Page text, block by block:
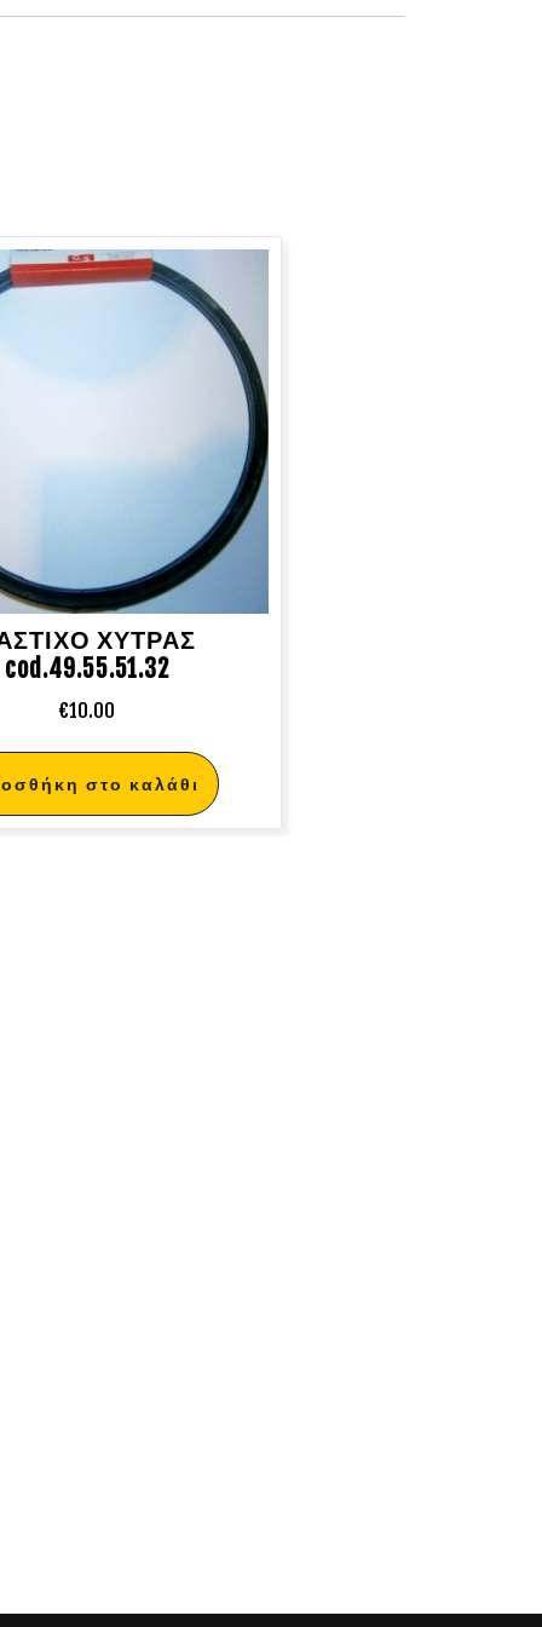
ΧΥΤΡΑΣ
cod.49.55.51.32
€10.00
στο καλάθι